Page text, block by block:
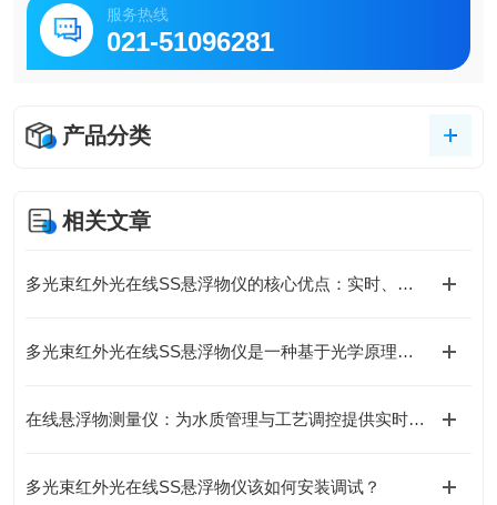
服务热线
021-51096281
产品分类
相关文章
多光束红外光在线SS悬浮物仪的核心优点：实时、稳定、低维护
多光束红外光在线SS悬浮物仪是一种基于光学原理的在线监测设备
在线悬浮物测量仪：为水质管理与工艺调控提供实时数据支撑
多光束红外光在线SS悬浮物仪该如何安装调试？